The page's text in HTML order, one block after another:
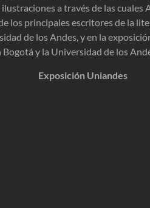
a través de las
los principales escritores de la
de los Andes, y en la
y la Universidad de los
Exposición Uniandes